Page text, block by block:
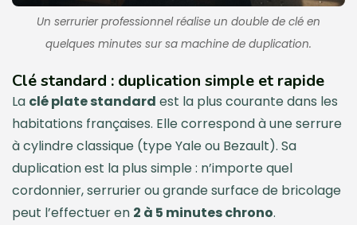
Un serrurier professionnel réalise un double de clé en
quelques minutes sur sa machine de duplication.
Clé standard : duplication simple et rapide
La clé plate standard est la plus courante dans les
habitations françaises. Elle correspond à une serrure
à cylindre classique (type Yale ou Bezault). Sa
duplication est la plus simple : n’importe quel
cordonnier, serrurier ou grande surface de bricolage
peut l’effectuer en 2 à 5 minutes chrono.